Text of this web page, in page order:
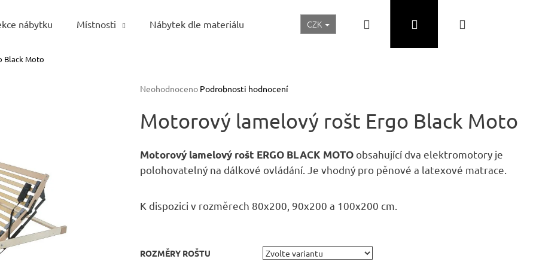
nábytku Místnosti Nábytek dle materiálu Realizace a inspirace Akční ceny Nábytek Skladem
CZK Přihlášení
Black Moto
Průměrné
produktu
je
z
hvězdiček.
Neohodnoceno Podrobnosti hodnocení
Motorový lamelový rošt Ergo Black Moto
Motorový lamelový rošt ERGO BLACK MOTOobsahující dva elektromotory je
polohovatelný na dálkové ovládání. Je vhodný pro pěnové a latexové matrace.
K dispozici v rozměrech 80x200, 90x200 a 100x200 cm.
ROZMĚRY ROŠTU
Co potřebujete najít?
HLEDAT